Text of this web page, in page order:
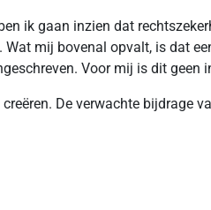
ik gaan inzien dat
mij bovenal opvalt, is dat
Voor mij is dit geen
De verwachte bijdrage